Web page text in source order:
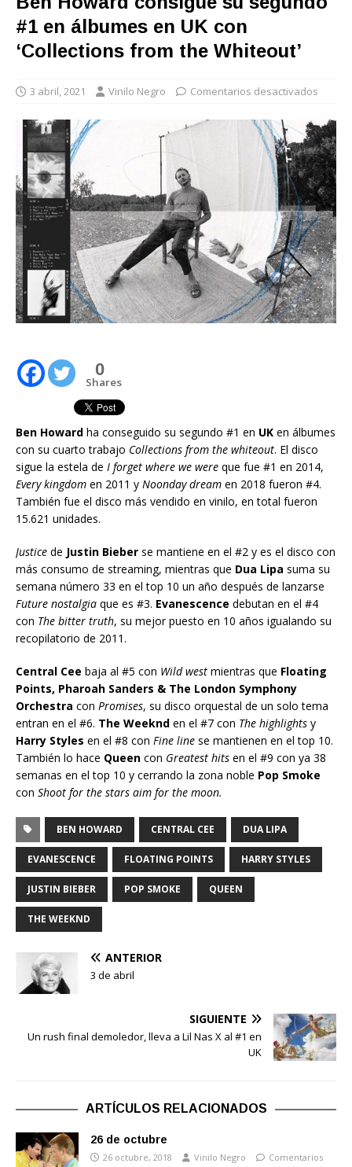
#1 en álbumes en UK con
‘Collections from the Whiteout’
3 abril, 2021 Vinilo Negro Comentarios desactivados
0
Shares
Ben Howard ha conseguido su segundo #1 en UK en álbumes
con su cuarto trabajo Collections from the whiteout. El disco
sigue la estela de I forget where we were que fue #1 en 2014,
Every kingdom en 2011 y Noonday dream en 2018 fueron #4.
También fue el disco más vendido en vinilo, en total fueron
15.621 unidades.
Justice de Justin Bieber se mantiene en el #2 y es el disco con
más consumo de streaming, mientras que Dua Lipa suma su
semana número 33 en el top 10 un año después de lanzarse
Future nostalgia que es #3. Evanescence debutan en el #4
con The bitter truth, su mejor puesto en 10 años igualando su
recopilatorio de 2011.
Central Cee baja al #5 con Wild west mientras que Floating
Points, Pharoah Sanders & The London Symphony
Orchestra con Promises, su disco orquestal de un solo tema
entran en el #6. The Weeknd en el #7 con The highlights y
Harry Styles en el #8 con Fine line se mantienen en el top 10.
También lo hace Queen con Greatest hits en el #9 con ya 38
semanas en el top 10 y cerrando la zona noble Pop Smoke
con Shoot for the stars aim for the moon.
BEN HOWARD CENTRAL CEE DUA LIPA
EVANESCENCE FLOATING POINTS HARRY STYLES
JUSTIN BIEBER POP SMOKE QUEEN
THE WEEKND
ANTERIOR
3 de abril
SIGUIENTE
Un rush final demoledor, lleva a Lil Nas X al #1 en
UK
ARTÍCULOS RELACIONADOS
26 de octubre
26 octubre, 2018 Vinilo Negro
Comentarios